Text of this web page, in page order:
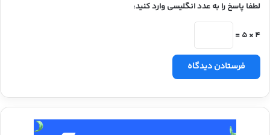
لطفا پاسخ را به عدد انگلیسی وارد کنید:
4 × 5 =